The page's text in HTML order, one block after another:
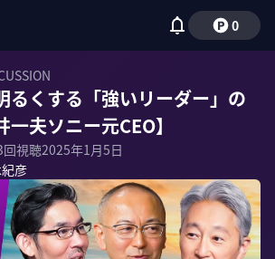
0
るくする「強いリーダー」の
夫ソニー元CEO】
回視聴2025年1月5日
彦